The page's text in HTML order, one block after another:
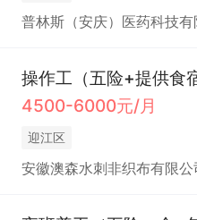
普林斯（安庆）医药科技有
操作工（五险+提供食
4500-6000元/月
迎江区
安徽澳森水刺非织布有限公